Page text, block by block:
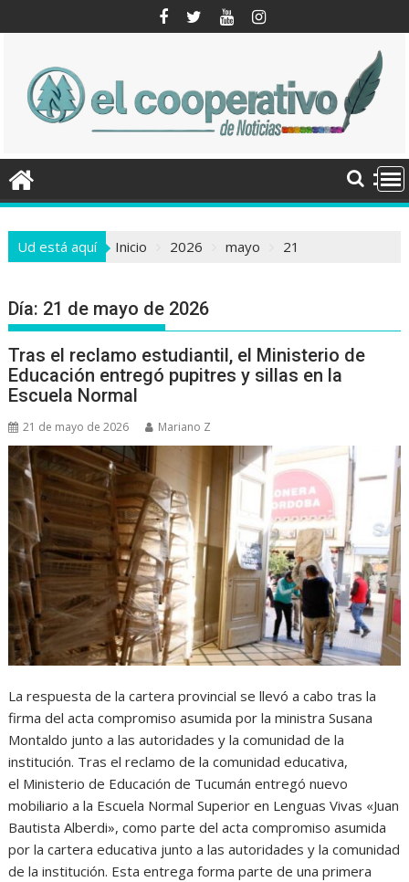
al
Ud está aquí Inicio 2026 mayo 21
Día: 21 de mayo de 2026
Tras el reclamo estudiantil, el Ministerio de
Educación entregó pupitres y sillas en la
Escuela Normal
21 de mayo de 2026 Mariano Z
La respuesta de la cartera provincial se llevó a cabo tras la
firma del acta compromiso asumida por la ministra Susana
Montaldo junto a las autoridades y la comunidad de la
institución. Tras el reclamo de la comunidad educativa,
el Ministerio de Educación de Tucumán entregó nuevo
mobiliario a la Escuela Normal Superior en Lenguas Vivas «Juan
Bautista Alberdi», como parte del acta compromiso asumida
por la cartera educativa junto a las autoridades y la comunidad
de la institución. Esta entrega forma parte de una primera